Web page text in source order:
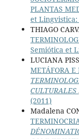
PLANTAS
et Lingvistica:
THIAGO
Semiótica et
LUCIANA
METÁFORA E
CULTURALES
(2011)
Madalena